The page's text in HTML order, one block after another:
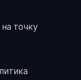
точку